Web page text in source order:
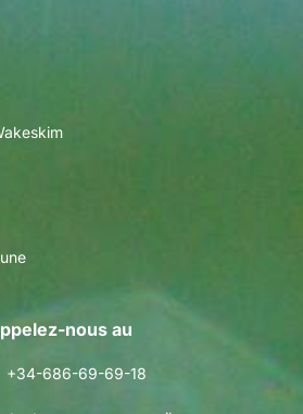
nous au
+34-686-69-69-18